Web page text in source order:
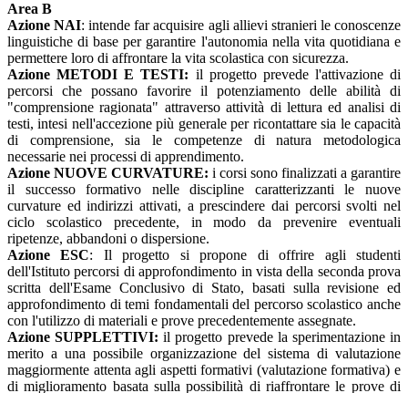
Area B
Azione NAI: intende far acquisire agli allievi stranieri le conoscenze
linguistiche di base per garantire l'autonomia nella vita quotidiana e
permettere loro di affrontare la vita scolastica con sicurezza.
Azione METODI E TESTI: il progetto prevede l'attivazione di
percorsi che possano favorire il potenziamento delle abilità di
"comprensione ragionata" attraverso attività di lettura ed analisi di
testi, intesi nell'accezione più generale per ricontattare sia le capacità
di comprensione, sia le competenze di natura metodologica
necessarie nei processi di apprendimento.
Azione NUOVE CURVATURE: i corsi sono finalizzati a garantire
il successo formativo nelle discipline caratterizzanti le nuove
curvature ed indirizzi attivati, a prescindere dai percorsi svolti nel
ciclo scolastico precedente, in modo da prevenire eventuali
ripetenze, abbandoni o dispersione.
Azione ESC: Il progetto si propone di offrire agli studenti
dell'Istituto percorsi di approfondimento in vista della seconda prova
scritta dell'Esame Conclusivo di Stato, basati sulla revisione ed
approfondimento di temi fondamentali del percorso scolastico anche
con l'utilizzo di materiali e prove precedentemente assegnate.
Azione SUPPLETTIVI:il progetto prevede la sperimentazione in
merito a una possibile organizzazione del sistema di valutazione
maggiormente attenta agli aspetti formativi (valutazione formativa) e
di miglioramento basata sulla possibilità di riaffrontare le prove di